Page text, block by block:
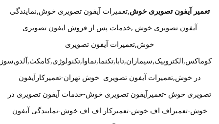
تعمیر آیفون تصویری خوش,تعمیرات آیفون تصویری خوش,نمایندگی
آیفون تصویری خوش ,خدمات پس از فروش ایفون تصویری
خوش,تعمیرات آیفون تصویری
در خوش,تعمیرات آیفون تصویری خوش تهران-تعمیرکارآیفون
تصویری خوش -تعمیرآیفون تصویری خوش-خدمات آیفون تصویری در
خوش-تعمیراف اف خوش-تعمیرکار اف اف خوش-نمایندگی آیفون